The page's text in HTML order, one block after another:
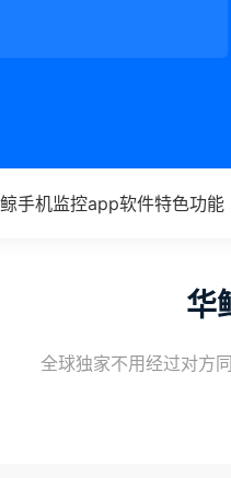
手机监控app软件特色功能
华
全球独家不用经过对方